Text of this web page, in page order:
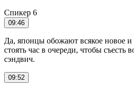
Спикер 6
09:46
Да, японцы обожают всякое новое
стоять час в очереди, чтобы съесть
сэндвич.
09:52